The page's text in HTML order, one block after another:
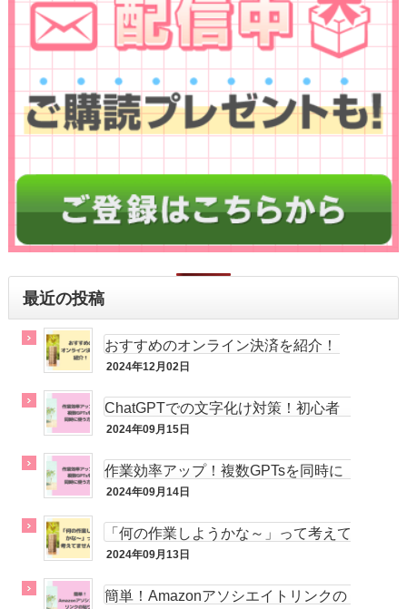
最近の投稿
おすすめのオンライン決済を紹介！
2024年12月02日
ChatGPTでの文字化け対策！初心者
でも簡単！
2024年09月15日
作業効率アップ！複数GPTsを同時に
活用する方法
2024年09月14日
「何の作業しようかな～」って考えて
ませんか？
2024年09月13日
簡単！Amazonアソシエイトリンクの